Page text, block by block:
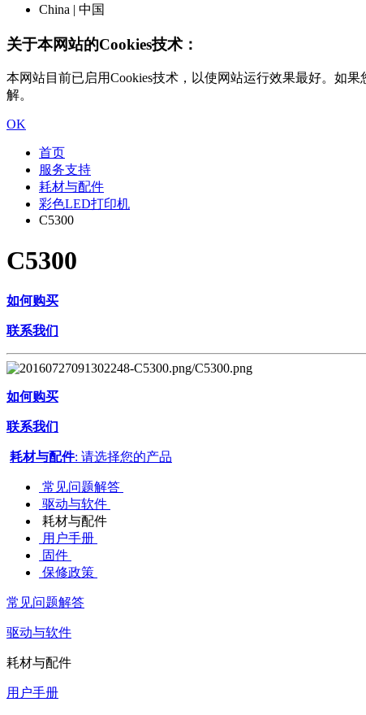
China | 中国
关于本网站的Cookies技术：
本网站目前已启用Cookies技术，以使网站运行效果最好。如
解。
OK
首页
服务支持
耗材与配件
彩色LED打印机
C5300
C5300
如何购买
联系我们
如何购买
联系我们
耗材与配件: 请选择您的产品
常见问题解答
驱动与软件
耗材与配件
用户手册
固件
保修政策
常见问题解答
驱动与软件
耗材与配件
用户手册